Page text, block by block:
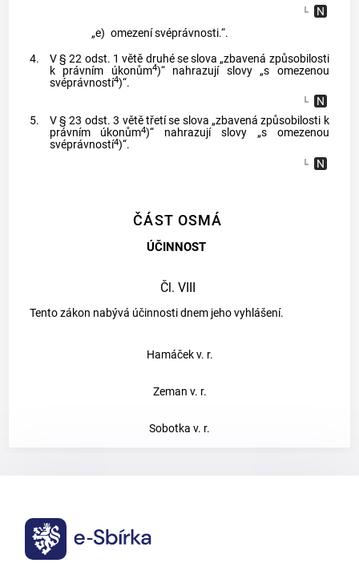
„e) omezení svéprávnosti.“.
4.
V § 22 odst. 1 větě druhé se slova „zbavená způsobilosti
k právním úkonům4)“ nahrazují slovy „s omezenou
svéprávností4)“.
5.
V § 23 odst. 3 větě třetí se slova „zbavená způsobilosti k
právním úkonům4)“ nahrazují slovy „s omezenou
svéprávností4)“.
ČÁST OSMÁ
ÚČINNOST
Čl. VIII
Tento zákon nabývá účinnosti dnem jeho vyhlášení.
Hamáček v. r.
Zeman v. r.
Sobotka v. r.